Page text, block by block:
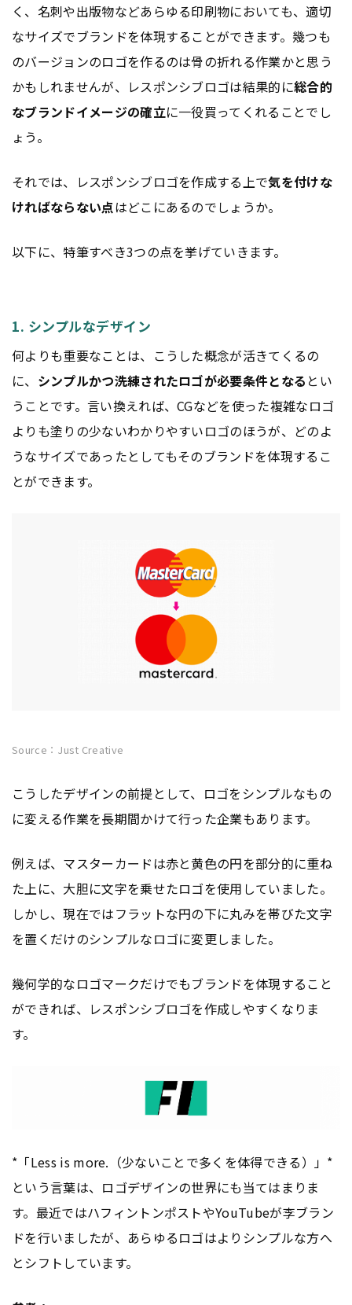
く、名刺や出版物などあらゆる印刷物においても、適切
なサイズでブランドを体現することができます。幾つも
のバージョンのロゴを作るのは骨の折れる作業かと思う
かもしれませんが、レスポンシブロゴは結果的に総合的
なブランドイメージの確立に一役買ってくれることでし
ょう。
それでは、レスポンシブロゴを作成する上で気を付けな
ければならない点はどこにあるのでしょうか。
以下に、特筆すべき3つの点を挙げていきます。
1. シンプルなデザイン
何よりも重要なことは、こうした概念が活きてくるの
に、 シンプルかつ洗練されたロゴが必要条件となる とい
うことです。言い換えれば、CGなどを使った複雑なロゴ
よりも塗りの少ないわかりやすいロゴのほうが、どのよ
うなサイズであったとしてもそのブランドを体現するこ
とができます。
Source：Just Creative
こうしたデザインの前提として、ロゴをシンプルなもの
に変える作業を長期間かけて行った企業もあります。
例えば、マスターカードは赤と黄色の円を部分的に重ね
た上に、大胆に文字を乗せたロゴを使用していました。
しかし、現在ではフラットな円の下に丸みを帯びた文字
を置くだけのシンプルなロゴに変更しました。
幾何学的なロゴマークだけでもブランドを体現すること
ができれば、レスポンシブロゴを作成しやすくなりま
す。
*「Less is more.（少ないことで多くを体得できる）」*
という言葉は、ロゴデザインの世界にも当てはまりま
す。最近ではハフィントンポストやYouTubeが李ブラン
ドを行いましたが、あらゆるロゴはよりシンプルな方へ
とシフトしています。